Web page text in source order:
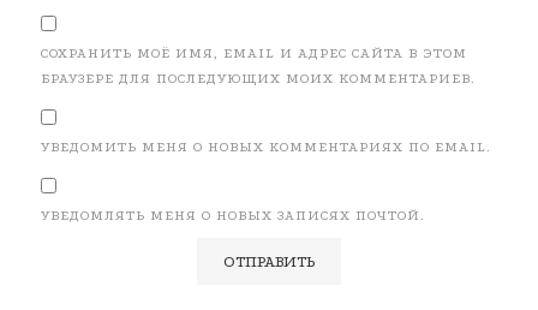
СОХРАНИТЬ МОЁ ИМЯ, EMAIL И АДРЕС САЙТА В ЭТОМ
БРАУЗЕРЕ ДЛЯ ПОСЛЕДУЮЩИХ МОИХ КОММЕНТАРИЕВ.
УВЕДОМИТЬ МЕНЯ О НОВЫХ КОММЕНТАРИЯХ ПО EMAIL.
УВЕДОМЛЯТЬ МЕНЯ О НОВЫХ ЗАПИСЯХ ПОЧТОЙ.